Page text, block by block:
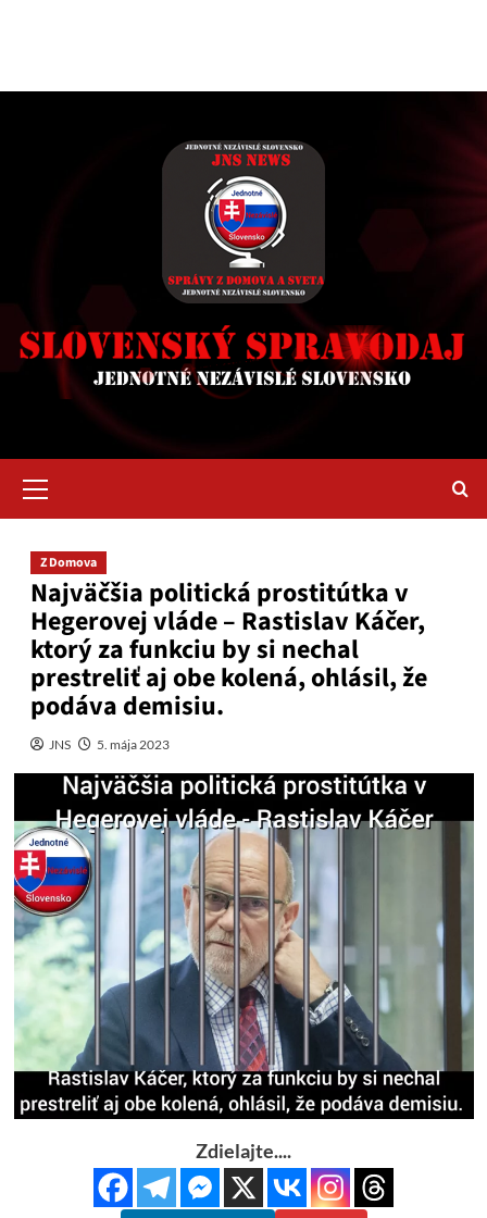
Menu
Z Domova
Najväčšia politická prostitútka v
Hegerovej vláde – Rastislav Káčer,
ktorý za funkciu by si nechal
prestreliť aj obe kolená, ohlásil, že
podáva demisiu.
JNS 5. mája 2023
Zdielajte....